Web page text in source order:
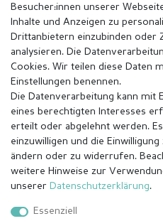
Impressum
Besucher:innen unserer
Inhalte und Anzeigen zu
Drittanbietern einzubinden oder
analysieren. Die
Cookies. Wir teilen diese Daten
Einstellungen benennen.
Die Datenverarbeitung kann mit
eines berechtigten Interesses
erteilt oder abgelehnt werden.
einzuwilligen und die
ändern oder zu widerrufen.
weitere Hinweise zur
unserer Daten­schutz­erklärung.
Essenziell